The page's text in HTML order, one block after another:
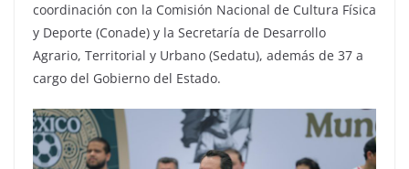
coordinación con la Comisión Nacional de Cultura Física
y Deporte (Conade) y la Secretaría de Desarrollo
Agrario, Territorial y Urbano (Sedatu), además de 37 a
cargo del Gobierno del Estado.